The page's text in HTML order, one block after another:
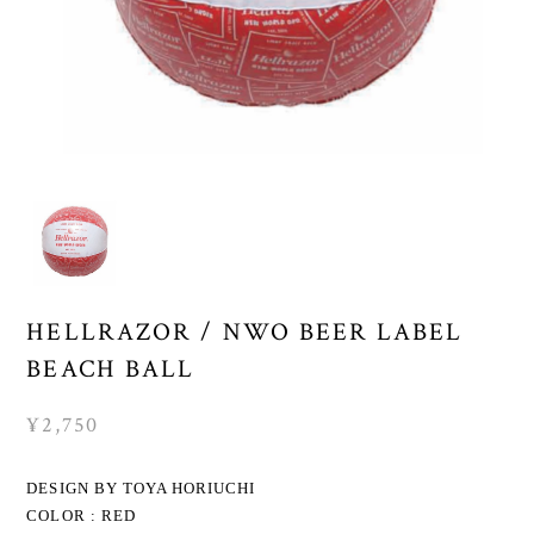
HELLRAZOR / NWO BEER LABEL
BEACH BALL
¥2,750
DESIGN BY TOYA HORIUCHI
COLOR : RED